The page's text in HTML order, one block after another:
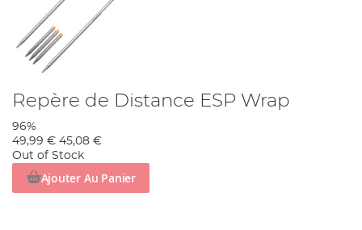
Repère de Distance ESP Wrap
96%
49,99 € 45,08 €
Out of Stock
Ajouter Au Panier